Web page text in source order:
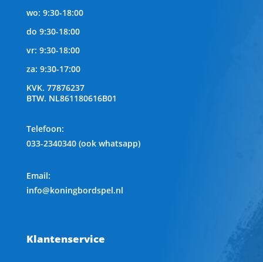
wo: 9:30-18:00
do 9:30-18:00
vr: 9:30-18:00
za: 9:30-17:00
KVK. 77876237
BTW. NL861180616B01
Telefoon:
033-2340340 (ook whatsapp)
Email:
info@koningbordspel.nl
Klantenservice